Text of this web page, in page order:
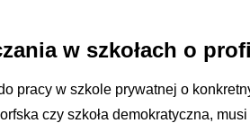
w szkołach o
pracy w szkole prywatnej o
czy szkoła demokratyczna,